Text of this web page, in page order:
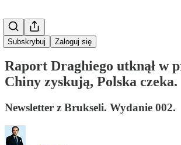
Subskrybuj Zaloguj się
Raport Draghiego utknął w
Chiny zyskują, Polska czeka.
Newsletter z Brukseli. Wydanie 002.